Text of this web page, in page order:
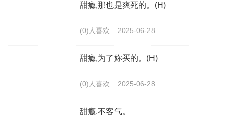
甜瘾,那也是爽死的。(H)
(0)人喜欢 2025-06-28
甜瘾,为了妳买的。(H)
(0)人喜欢 2025-06-28
甜瘾,不客气。